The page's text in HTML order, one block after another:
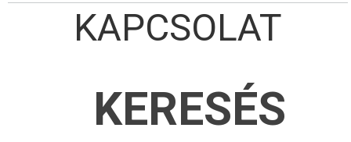
KAPCSOLAT
KERESÉS